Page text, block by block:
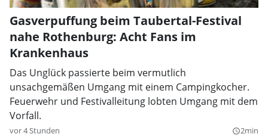
Gasverpuffung beim Taubertal-Festival
nahe Rothenburg: Acht Fans im
Krankenhaus
Das Unglück passierte beim vermutlich
unsachgemäßen Umgang mit einem Campingkocher.
Feuerwehr und Festivalleitung lobten Umgang mit dem
Vorfall.
vor 4 Stunden query_builder2min